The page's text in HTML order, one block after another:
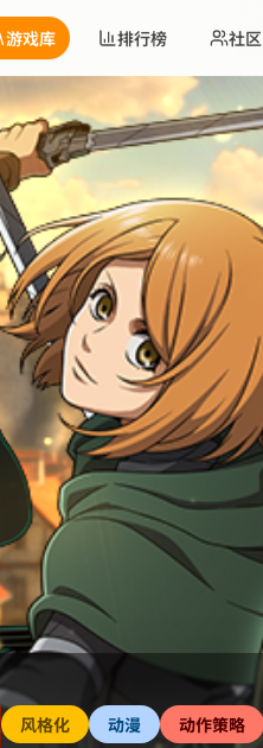
游戏库 排行榜 社区
风格化 动漫 动作策略